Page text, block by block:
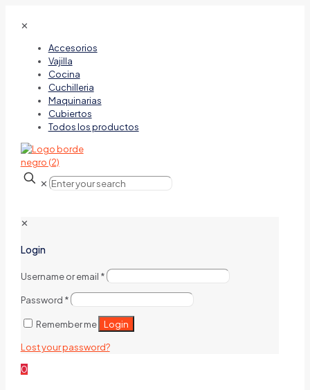
✕
Accesorios
Vajilla
Cocina
Cuchilleria
Maquinarias
Cubiertos
Todos los productos
✕
✕
Login
Username or email *
Password *
Remember me Login
Lost your password?
0